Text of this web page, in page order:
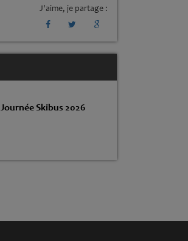
J'aime, je partage :
Journée Skibus 2026